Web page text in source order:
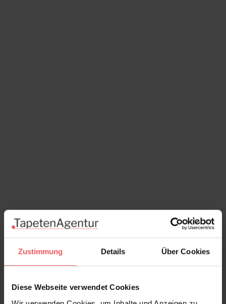
Zustimmung Details Über Cookies
Diese Webseite verwendet Cookies
Vancouver, col. 04
73,00 €